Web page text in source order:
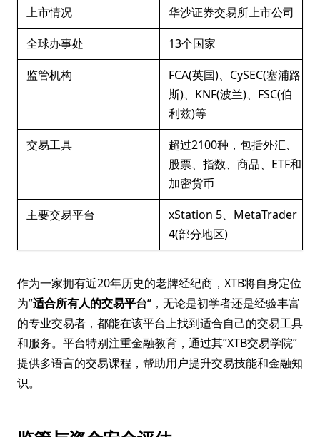
上市情况
华沙证券交易所上市公司
全球办事处
13个国家
监管机构
FCA(英国)、CySEC(塞浦路
斯)、KNF(波兰)、FSC(伯
利兹)等
交易工具
超过2100种，包括外汇、
股票、指数、商品、ETF和
加密货币
主要交易平台
xStation 5、MetaTrader
4(部分地区)
作为一家拥有近20年历史的老牌经纪商，XTB将自身定位
为”适合所有人的交易平台“，无论是初学者还是经验丰富
的专业交易者，都能在该平台上找到适合自己的交易工具
和服务。平台特别注重金融教育，通过其”XTB交易学院”
提供多语言的交易课程，帮助用户提升交易技能和金融知
识。